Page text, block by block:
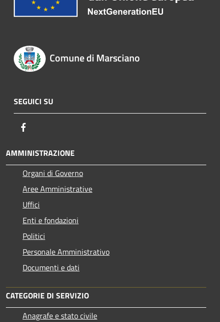
Comune di Marsciano
SEGUICI SU
AMMINISTRAZIONE
Organi di Governo
Aree Amministrative
Uffici
Enti e fondazioni
Politici
Personale Amministrativo
Documenti e dati
CATEGORIE DI SERVIZIO
Anagrafe e stato civile